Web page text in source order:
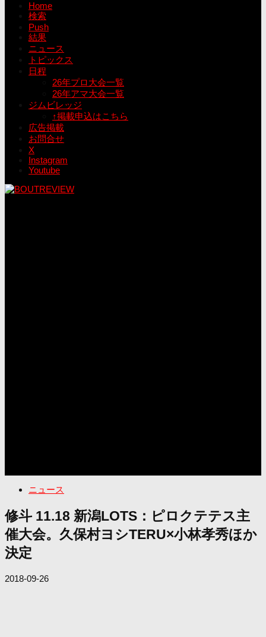
Home
検索
Push
結果
ニュース
トピックス
日程
26年プロ大会一覧
26年アマ大会一覧
ジムビレッジ
↑掲載申込はこちら
広告掲載
お問合せ
X
Instagram
Youtube
ニュース
修斗 11.18 新潟LOTS：ピロクテテス主
催大会。久保村ヨシTERU×小林孝秀ほか
決定
2018-09-26